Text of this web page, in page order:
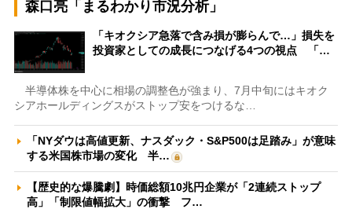
森口亮「まるわかり市況分析」
「キオクシア急落で含み損が膨らんで…」損失を
投資家としての成長につなげる4つの視点 「…
半導体株を中心に相場の調整色が強まり、7月中旬にはキオク
シアホールディングスがストップ安をつけるな…
「NYダウは高値更新、ナスダック・S&P500は足踏み」が意味
する米国株市場の変化 半…
【歴史的な爆騰劇】時価総額10兆円企業が「2連続ストップ
高」「制限値幅拡大」の衝撃 フ…